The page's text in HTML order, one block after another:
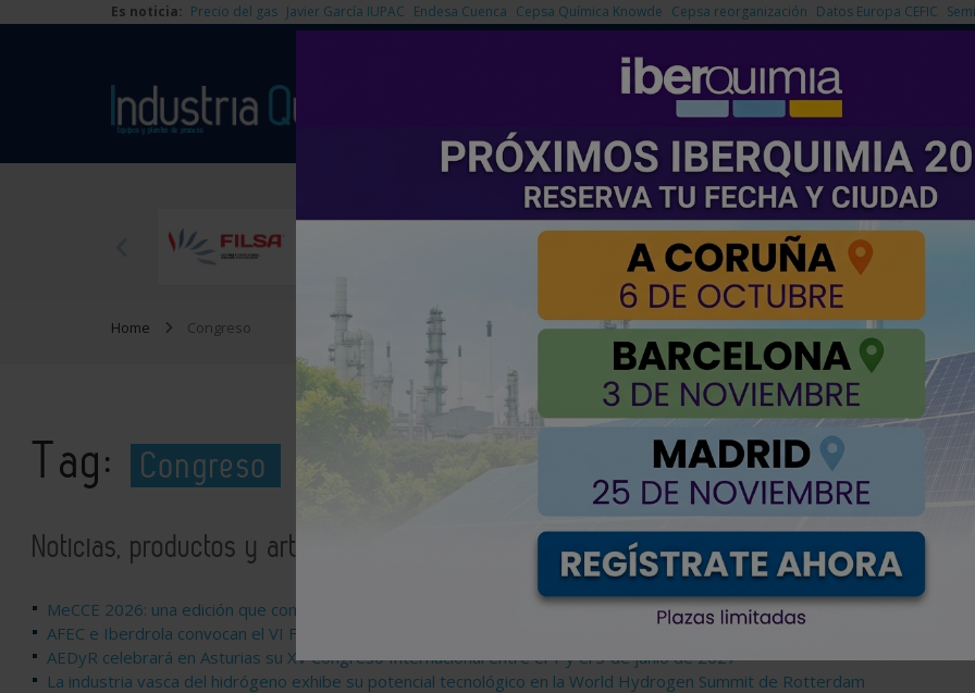
Es noticia: Precio del gas Javier García IUPAC Endesa Cuenca Cepsa Química Knowde Cepsa reorganización Datos Europa CEFIC
NOTICIAS PRODUCTOS
EMPRESAS PREMIUM
Home Congreso
Tag: Congreso
Noticias, productos y artículos relacionados a congreso
MeCCE 2026: una edición que consolida el valor de la ingeniería química mediterránea
AFEC e Iberdrola convocan el VI Foro de Bomba de Calor 2026
AEDyR celebrará en Asturias su XV Congreso Internacional entre el 1 y el 3 de junio de 2027
La industria vasca del hidrógeno exhibe su potencial tecnológico en la World Hydrogen Summit de Rotterdam